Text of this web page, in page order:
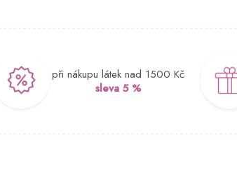
při nákupu látek nad 1500 Kč
sleva 5 %